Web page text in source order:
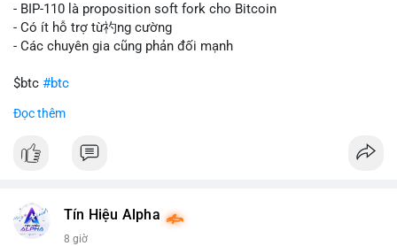
tán rủi ro. Với mức giá 65K, khối lượng này không quá lớn để
gây sốc thanh khoản tức thời, nhưng vẫn đủ sức tạo biến động
tâm lý ngắn hạn nếu hướng đến sàn tập trung.
Lời khuyên cho nhà đầu tư nhỏ lẻ:
hướng đi của dòng tiền. Tránh hành động theo cảm xúc, ưu
rõ ràng về đích đến của số BTC này.
#dongtienlon
- BIP-110 là proposition soft fork cho Bitcoin
- Có ít hỗ trợ từ礿ng cường
- Các chuyên gia cũng phản đối mạnh
$btc #btc
#vlikevn
📰 Nguồn: CoinDesk
Đọc thêm
Tín Hiệu Alpha
8 giờ